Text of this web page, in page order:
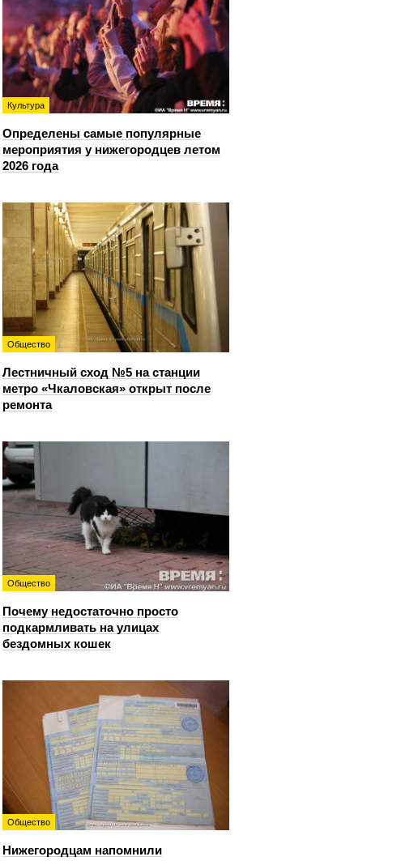
Культура
Определены самые популярные
мероприятия у нижегородцев летом
2026 года
Общество
Лестничный сход №5 на станции
метро «Чкаловская» открыт после
ремонта
Общество
Почему недостаточно просто
подкармливать на улицах
бездомных кошек
Общество
Нижегородцам напомнили